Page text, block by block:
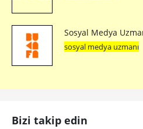
Sosyal Medya
sosyal medya uzmanı
Bizi takip edin